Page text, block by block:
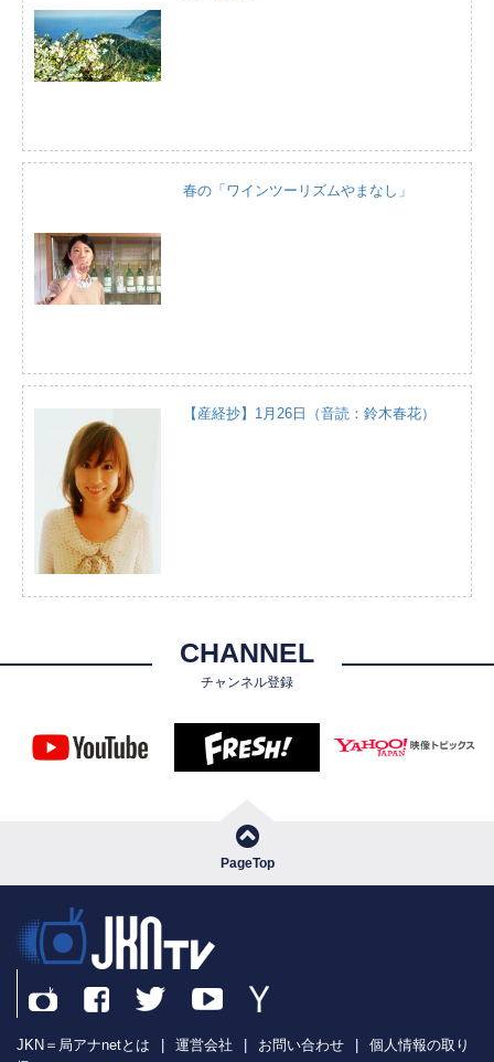
春の「ワインツーリズムやまなし」
【産経抄】1月26日（音読：鈴木春花）
CHANNEL
チャンネル登録
PageTop
JKN＝局アナnetとは 運営会社 お問い合わせ
個人情報の取り